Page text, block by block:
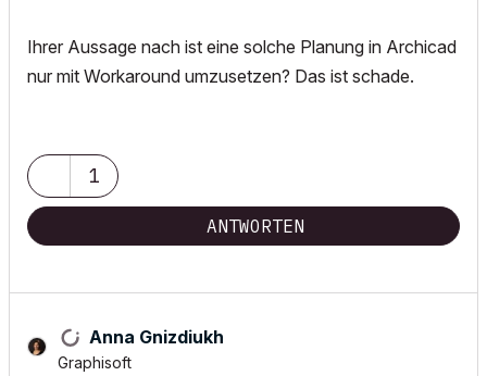
Ihrer Aussage nach ist eine solche Planung in Archicad
nur mit Workaround umzusetzen? Das ist schade.
1
ANTWORTEN
Anna Gnizdiukh
Graphisoft